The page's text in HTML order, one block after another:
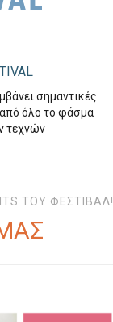
σημαντικές
όλο το φάσμα
τεχνών
ΤΟΥ ΦΕΣΤΙΒΑΛ!